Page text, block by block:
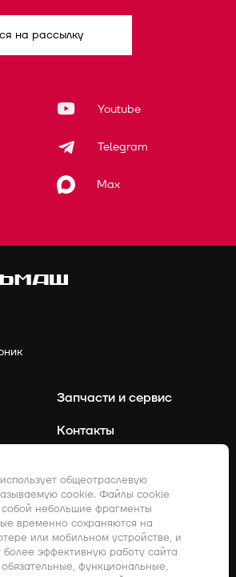
на рассылку
Youtube
Telegram
Max
Запчасти и сервис
Контакты
Акции
Дилерам
общеотраслевую
cookie. Файлы cookie
собой небольшие фрагменты
временно сохраняются на
или мобильном устройстве, и
эффективную работу сайта
функциональные,